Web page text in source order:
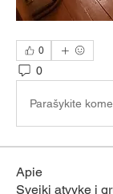
0
0
Parašykite
Apie
Sveiki atvykę į